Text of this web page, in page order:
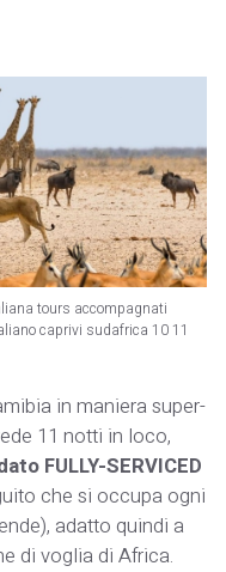
tours accompagnati
caprivi sudafrica 10 11
in maniera super-
11 notti in loco,
FULLY-SERVICED
che si occupa ogni
adatto quindi a
di voglia di Africa.